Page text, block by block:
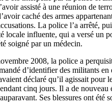
assisté à une réunion de
caché des armes
La police l’a arrêté,
locale influente, qui a versé un
soigné par un médecin.
2008, la police a
d’identifier des militants
déclaré qu’il agissait pour
cinq jours. Il a de nouveau
Ses blessures ont été